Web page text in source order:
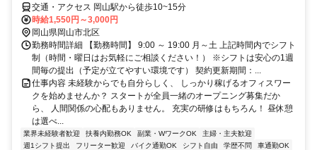
交通・アクセス 岡山駅から徒歩10~15分
時給1,550円～3,000円
岡山県岡山市北区
勤務時間詳細 【勤務時間】 9:00 ～ 19:00 月～土 上記時間内でシフト
制（時間・曜日はお気軽にご相談ください！） ※シフトは安心の1週
間毎の提出（予定が立てやすい環境です） 契約更新期間：...
仕事内容 未経験からでも自分らしく、 しっかり稼げるオフィスワー
クを始めませんか？ スタートが全員一緒のオープニング募集だか
ら、 人間関係の心配もありません。 充実の研修はもちろん！ 昼休憩
は選べ...
業界未経験者歓迎 扶養内勤務OK 副業・WワークOK
主婦・主夫歓迎
週1シフト提出
フリーター歓迎 バイク通勤OK シフト自由 学歴不問 車通勤OK